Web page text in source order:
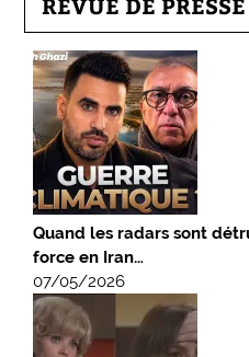
Quand les radars sont
force en Iran…
07/05/2026